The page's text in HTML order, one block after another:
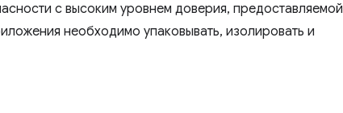
с высоким уровнем доверия, предоставляемой
необходимо упаковывать, изолировать и